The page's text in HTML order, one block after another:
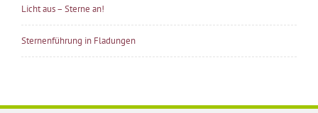
Licht aus – Sterne an!
Sternenführung in Fladungen